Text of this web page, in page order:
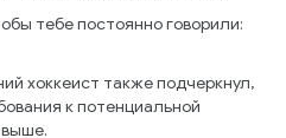
тебе постоянно говорили:
хоккеист также подчеркнул,
к потенциальной